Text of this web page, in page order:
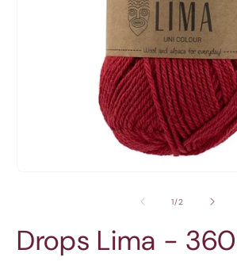
une
fenêtre
1/de
2
Drops Lima -